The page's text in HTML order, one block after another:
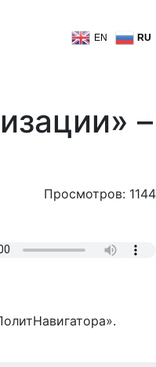
EN RU
–
Просмотров: 1144